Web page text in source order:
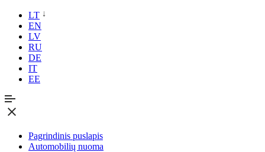
LT
EN
LV
RU
DE
IT
EE
Pagrindinis puslapis
Automobilių nuoma